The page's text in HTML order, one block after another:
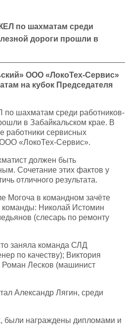
по шахматам среди
дороги прошли в
ООО «ЛокоТех-Сервис»
на кубок Председателя
шахматам среди работников-
в Забайкальском крае. В
работники сервисных
«ЛокоТех-Сервис».
должен быть
Сочетание этих фактов у
отличного результата.
Могоча в командном зачёте
Николай Истомин
(слесарь по ремонту
заняла команда СЛД
по качеству); Виктория
Роман Лесков (машинист
Александр Лягин, среди
были награждены дипломами и